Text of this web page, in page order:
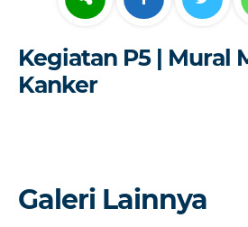
Kegiatan P5 | Mural
Kanker
Galeri Lainnya